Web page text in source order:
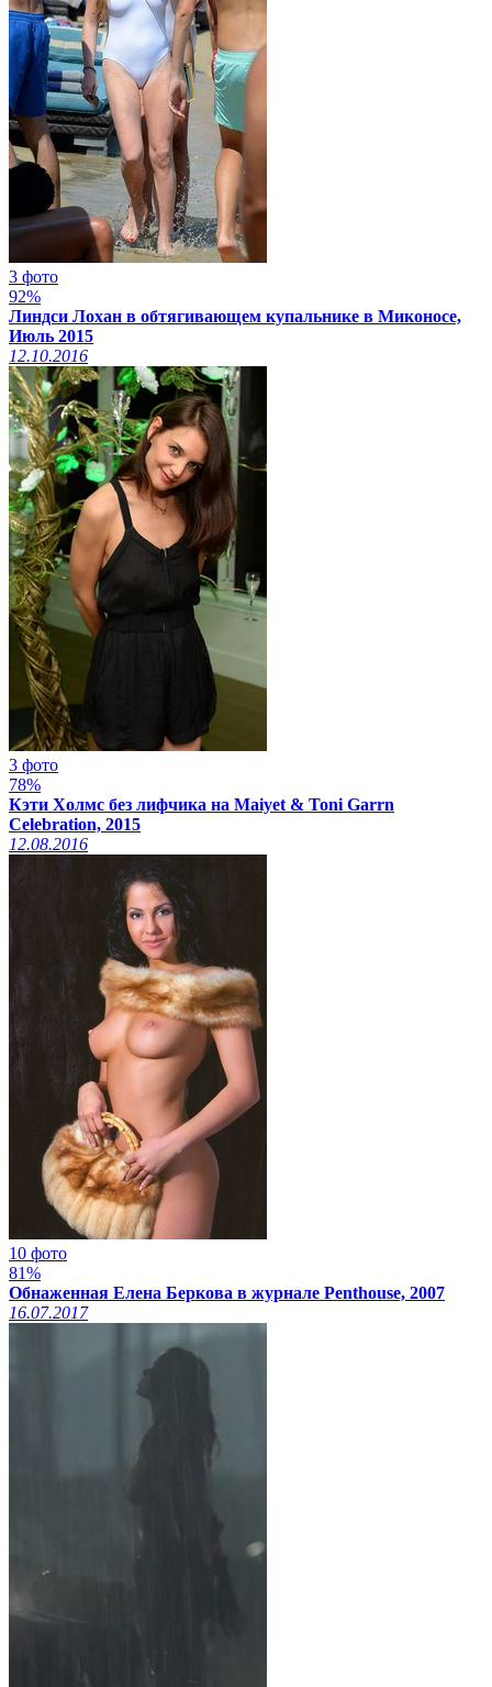
3 фото
92%
Линдси Лохан в обтягивающем купальнике в Миконосе,
Июль 2015
12.10.2016
3 фото
78%
Кэти Холмс без лифчика на Maiyet & Toni Garrn
Celebration, 2015
12.08.2016
10 фото
81%
Обнаженная Елена Беркова в журнале Penthouse, 2007
16.07.2017